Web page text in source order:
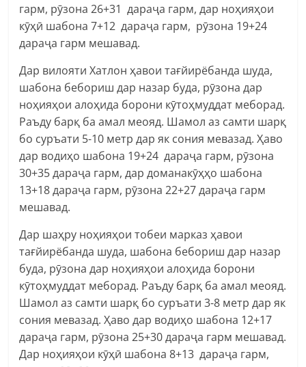
гарм, рӯзона 26+31 дараҷа гарм, дар ноҳияҳои
кӯҳӣ шабона 7+12 дараҷа гарм, рӯзона 19+24
дараҷа гарм мешавад.
Дар вилояти Хатлон ҳавои тағйирёбанда шуда,
шабона бебориш дар назар буда, рӯзона дар
ноҳияҳои алоҳида борони кӯтоҳмуддат меборад.
Раъду барқ ба амал меояд. Шамол аз самти шарқ
бо суръати 5-10 метр дар як сония мевазад. Ҳаво
дар водиҳо шабона 19+24 дараҷа гарм, рӯзона
30+35 дараҷа гарм, дар доманакӯҳҳо шабона
13+18 дараҷа гарм, рӯзона 22+27 дараҷа гарм
мешавад.
Дар шаҳру ноҳияҳои тобеи марказ ҳавои
тағйирёбанда шуда, шабона бебориш дар назар
буда, рӯзона дар ноҳияҳои алоҳида борони
кӯтоҳмуддат меборад. Раъду барқ ба амал меояд.
Шамол аз самти шарқ бо суръати 3-8 метр дар як
сония мевазад. Ҳаво дар водиҳо шабона 12+17
дараҷа гарм, рӯзона 25+30 дараҷа гарм мешавад.
Дар ноҳияҳои кӯҳӣ шабона 8+13 дараҷа гарм,